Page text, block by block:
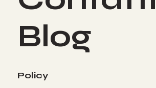
Blog
Policy